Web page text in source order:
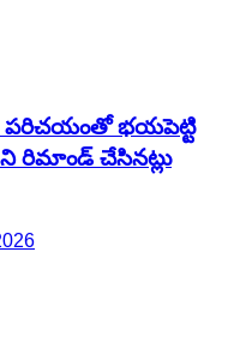
పరిచయంతో భయపెట్టి
రిమాండ్ చేసినట్లు